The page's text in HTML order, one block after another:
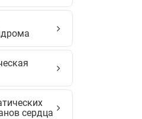
сердца